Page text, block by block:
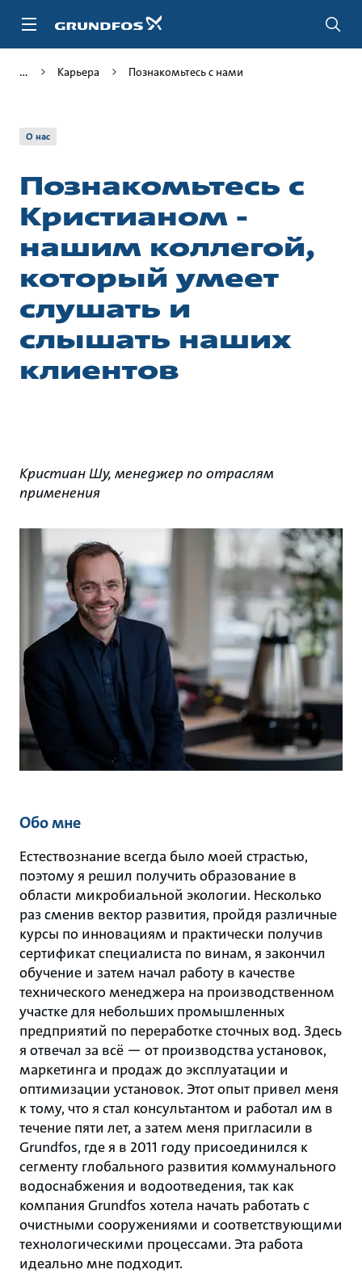
Карьера Познакомьтесь с нами
О нас
Познакомьтесь с
Кристианом -
нашим коллегой,
который умеет
слушать и
слышать наших
клиентов
Кристиан Шу, менеджер по отраслям
применения
Обо мне
Естествознание всегда было моей страстью,
поэтому я решил получить образование в
области микробиальной экологии. Несколько
раз сменив вектор развития, пройдя различные
курсы по инновациям и практически получив
сертификат специалиста по винам, я закончил
обучение и затем начал работу в качестве
технического менеджера на производственном
участке для небольших промышленных
предприятий по переработке сточных вод. Здесь
я отвечал за всё — от производства установок,
маркетинга и продаж до эксплуатации и
оптимизации установок. Этот опыт привел меня
к тому, что я стал консультантом и работал им в
течение пяти лет, а затем меня пригласили в
Grundfos, где я в 2011 году присоединился к
сегменту глобального развития коммунального
водоснабжения и водоотведения, так как
компания Grundfos хотела начать работать с
очистными сооружениями и соответствующими
технологическими процессами. Эта работа
идеально мне подходит.